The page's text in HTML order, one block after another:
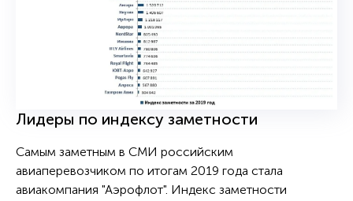
Лидеры по индексу заметности
Самым заметным в СМИ российским
авиаперевозчиком по итогам 2019 года стала
авиакомпания "Аэрофлот". Индекс заметности